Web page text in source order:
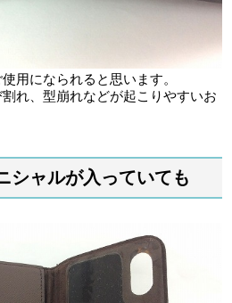
用になられると思います。
れ、型崩れなどが起こりやすいお
ャルが入っていても